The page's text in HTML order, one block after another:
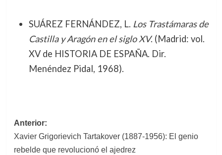
SUÁREZ FERNÁNDEZ, L. Los Trastámaras de
Castilla y Aragón en el siglo XV. (Madrid: vol.
XV de HISTORIA DE ESPAÑA. Dir.
Menéndez Pidal, 1968).
Navegación
de
Anterior:
Xavier Grigorievich Tartakover (1887-1956): El genio
rebelde que revolucionó el ajedrez